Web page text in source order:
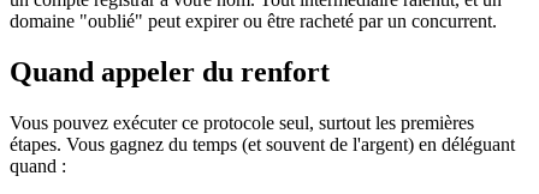
domaine "oublié" peut expirer ou être racheté par un concurrent.
Quand appeler du renfort
Vous pouvez exécuter ce protocole seul, surtout les premières
étapes. Vous gagnez du temps (et souvent de l'argent) en déléguant
quand :